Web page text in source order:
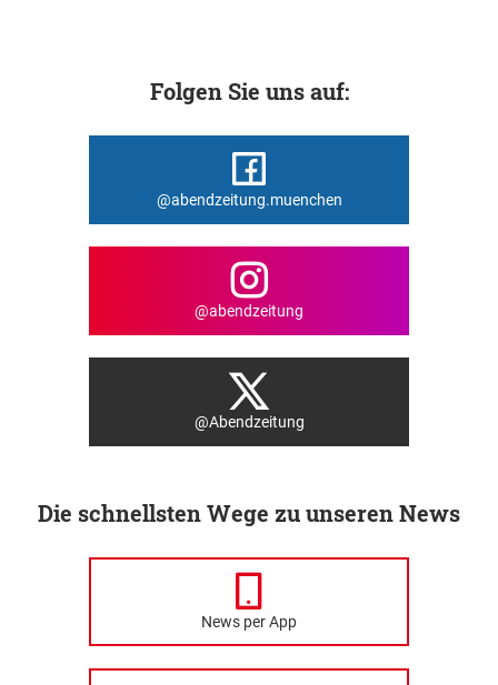
Folgen Sie uns auf:
@abendzeitung.muenchen
@abendzeitung
@Abendzeitung
Die schnellsten Wege zu unseren News
News per App